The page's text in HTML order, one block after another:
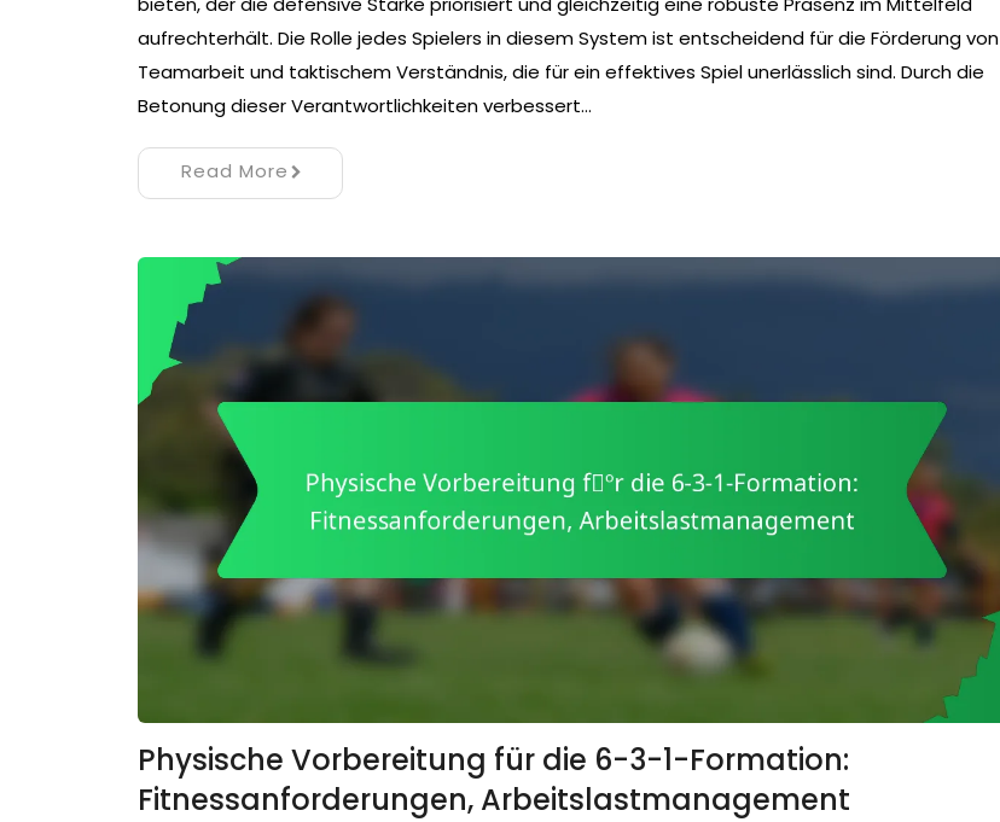
aufrechterhält. Die Rolle jedes Spielers in diesem System ist entscheidend für die Förderung von
Teamarbeit und taktischem Verständnis, die für ein effektives Spiel unerlässlich sind. Durch die
Betonung dieser Verantwortlichkeiten verbessert…
Read More
Physische Vorbereitung für die 6-3-1-Formation:
Fitnessanforderungen, Arbeitslastmanagement